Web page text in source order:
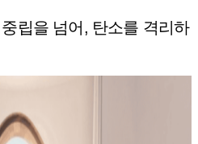
립을 넘어, 탄소를 격리하